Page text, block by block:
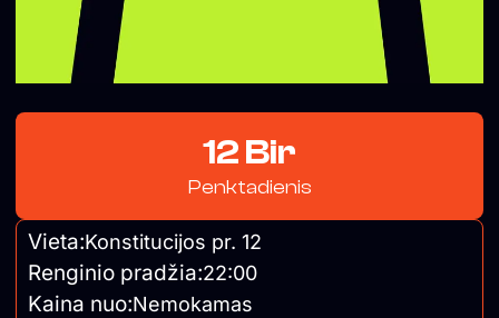
12 Bir
Penktadienis
Vieta:Konstitucijos pr. 12
Renginio pradžia:22:00
Kaina nuo:Nemokamas